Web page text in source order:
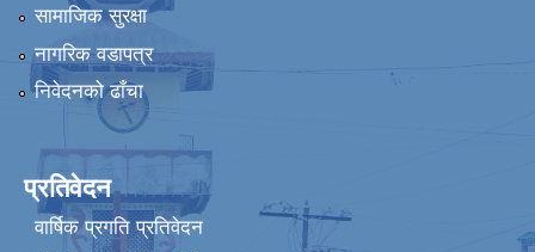
सामाजिक सुरक्षा
नागरिक वडापत्र
निवेदनको ढाँचा
प्रतिवेदन
वार्षिक प्रगति प्रतिवेदन